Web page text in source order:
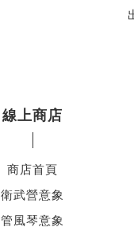
線上商店
商店首頁
衛武營意象
管風琴意象